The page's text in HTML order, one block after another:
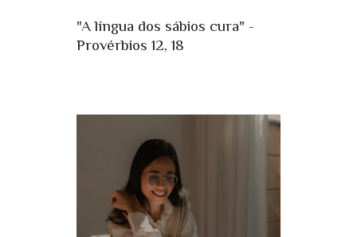
"A língua dos sábios cura" -
Provérbios 12, 18